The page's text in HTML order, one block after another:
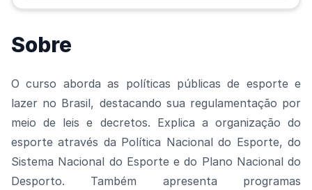
Sobre
O curso aborda as políticas públicas de esporte e
lazer no Brasil, destacando sua regulamentação por
meio de leis e decretos. Explica a organização do
esporte através da Política Nacional do Esporte, do
Sistema Nacional do Esporte e do Plano Nacional do
Desporto. Também apresenta programas